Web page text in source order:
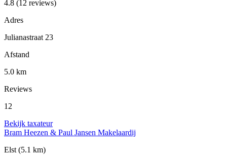
4.8 (12 reviews)
Adres
Julianastraat 23
Afstand
5.0 km
Reviews
12
Bekijk taxateur
Bram Heezen & Paul Jansen Makelaardij
Elst (5.1 km)